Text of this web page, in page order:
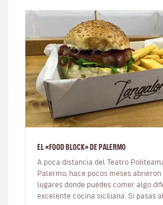
EL «FOOD BLOCK» DE PALERMO
A poca distancia del Teatro
Palermo, hace pocos meses
lugares donde puedes comer algo
excelente cocina siciliana. Si pasas